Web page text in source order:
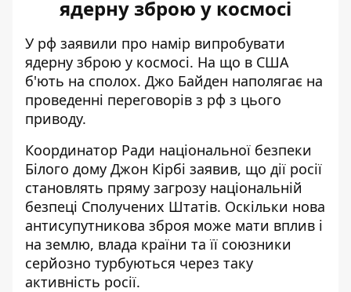
ядерну зброю у космосі
У рф заявили про намір випробувати
ядерну зброю у космосі. На що в США
б'ють на сполох. Джо Байден наполягає на
проведенні переговорів з рф з цього
приводу.
Координатор Ради національної безпеки
Білого дому Джон Кірбі заявив, що дії росії
становлять пряму загрозу національній
безпеці Сполучених Штатів. Оскільки нова
антисупутникова зброя може мати вплив і
на землю, влада країни та її союзники
серйозно турбуються через таку
активність росії.